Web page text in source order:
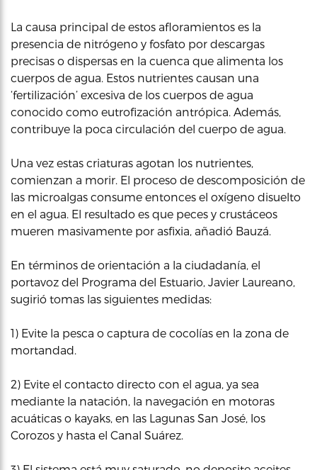
La causa principal de estos afloramientos es la
presencia de nitrógeno y fosfato por descargas
precisas o dispersas en la cuenca que alimenta los
cuerpos de agua. Estos nutrientes causan una
‘fertilización’ excesiva de los cuerpos de agua
conocido como eutrofización antrópica. Además,
contribuye la poca circulación del cuerpo de agua.
Una vez estas criaturas agotan los nutrientes,
comienzan a morir. El proceso de descomposición de
las microalgas consume entonces el oxígeno disuelto
en el agua. El resultado es que peces y crustáceos
mueren masivamente por asfixia, añadió Bauzá.
En términos de orientación a la ciudadanía, el
portavoz del Programa del Estuario, Javier Laureano,
sugirió tomas las siguientes medidas:
1) Evite la pesca o captura de cocolías en la zona de
mortandad.
2) Evite el contacto directo con el agua, ya sea
mediante la natación, la navegación en motoras
acuáticas o kayaks, en las Lagunas San José, los
Corozos y hasta el Canal Suárez.